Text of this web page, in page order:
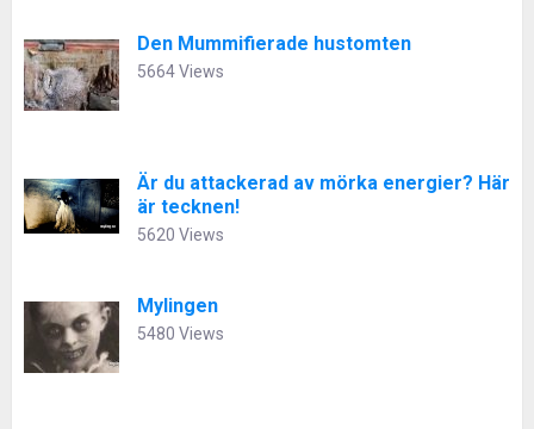
Den Mummifierade hustomten
5664 Views
Är du attackerad av mörka energier? Här
är tecknen!
5620 Views
Mylingen
5480 Views